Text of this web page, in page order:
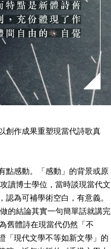
創作成果重塑現當代詩歌真
點感動。「感動」的背景或原
讀博士學位，當時談現當代文
為可補學術空白，有意義。
的結論其實一句簡單話就講完
舊體詩在現當代仍然「不
「現代文學不等如新文學」的